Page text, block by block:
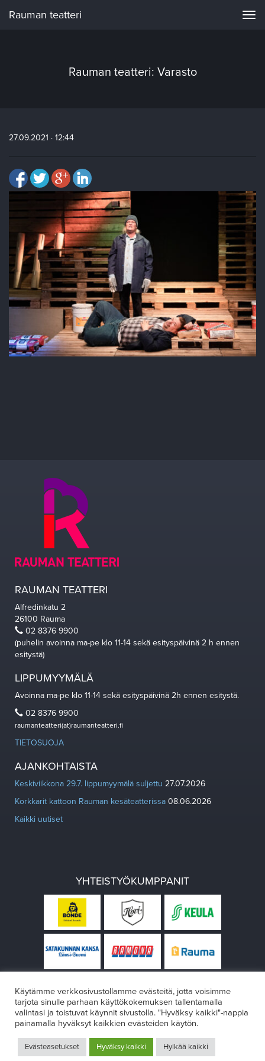
Rauman teatteri
Rauman teatteri: Varasto
27.09.2021 · 12:44
RAUMAN TEATTERI
Alfredinkatu 2
26100 Rauma
02 8376 9900
(puhelin avoinna ma-pe klo 11-14 sekä esityspäivinä 2 h ennen
esitystä)
LIPPUMYYMÄLÄ
Avoinna ma-pe klo 11-14 sekä esityspäivinä 2h ennen esitystä.
02 8376 9900
raumanteatteri(at)raumanteatteri.fi
TIETOSUOJA
AJANKOHTAISTA
Keskiviikkona 29.7. lippumyymälä suljettu 27.07.2026
Korkkarit kattoon Rauman kesäteatterissa 08.06.2026
Kaikki uutiset
YHTEISTYÖKUMPPANIT
Design:VÄRIKÄS
Käytämme verkkosivustollamme evästeitä, jotta voisimme
tarjota sinulle parhaan käyttökokemuksen tallentamalla
valintasi ja toistuvat käynnit sivustolla. "Hyväksy kaikki"-nappia
painamalla hyväksyt kaikkien evästeiden käytön.
Evästeasetukset Hyväksy kaikki Hylkää kaikki